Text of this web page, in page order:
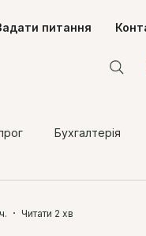
питання
Бухгалтерія
Читати 2 хв